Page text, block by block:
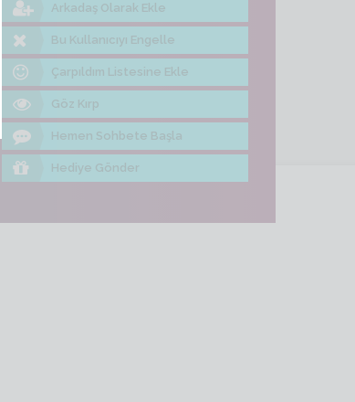
Arkadaş Olarak Ekle
Bu Kullanıcıyı Engelle
Çarpıldım Listesine Ekle
Göz Kırp
Hemen Sohbete Başla
Hediye Gönder